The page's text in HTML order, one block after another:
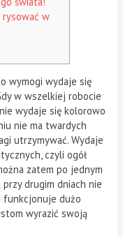
rysować w
wymogi wydaje się
w wszelkiej robocie
wydaje się kolorowo
nie ma twardych
utrzymywać. Wydaje
czyli ogół
zatem po jednym
drugim dniach nie
funkcjonuje dużo
wyrazić swoją